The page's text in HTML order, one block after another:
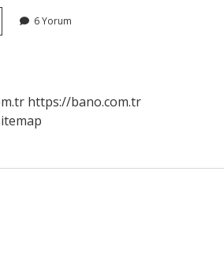
6 Yorum
https://bano.com.tr